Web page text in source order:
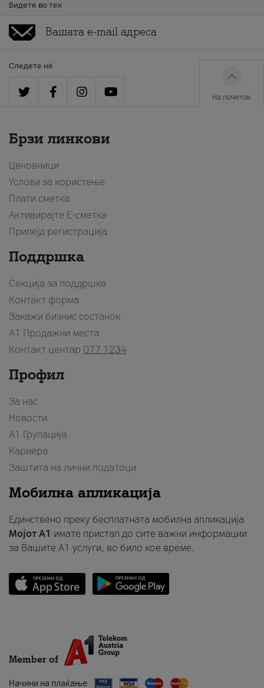
Бидете во тек
Следете нè
На почеток
Брзи линкови
Ценовници
Услови за користење
Плати сметка
Активирајте Е-сметка
Припејд регистрација
Поддршка
Секција за поддршка
Контакт форма
Закажи бизнис состанок
A1 Продажни места
Контакт центар 077 1234
Профил
За нас
Новости
А1 Групација
Кариера
Заштита на лични податоци
Мобилна апликација
Единствено преку бесплатната мобилна апликација
Мојот A1 имате пристап до сите важни информации
за Вашите A1 услуги, во било кое време.
Member of
Начини на плаќање